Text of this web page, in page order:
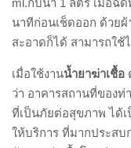
ml.กับน้ำ 1 ลิตร เมื่อฉี
นาทีก่อนเช็ดออก ด้วย
สะอาดก็ได้ สามารถใช้
เมื่อใช้งานน้ำยาฆ่าเชื้อ
ว่า อาคารสถานที่ของท่
ที่เป็นภัยต่อสุขภาพ ได้เ
ให้บริการ ที่มากประส